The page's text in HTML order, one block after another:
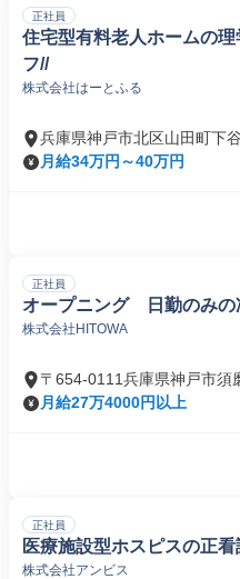
正社員
住宅型有料老人ホームの
フ//
株式会社はーとふる
兵庫県神戸市北区山田町下
月給34万円～40万円
正社員
オープニング 日勤のみの
株式会社HITOWA
〒654-0111兵庫県神戸市須
月給27万4000円以上
正社員
医療施設型ホスピスの正看
株式会社アンビス